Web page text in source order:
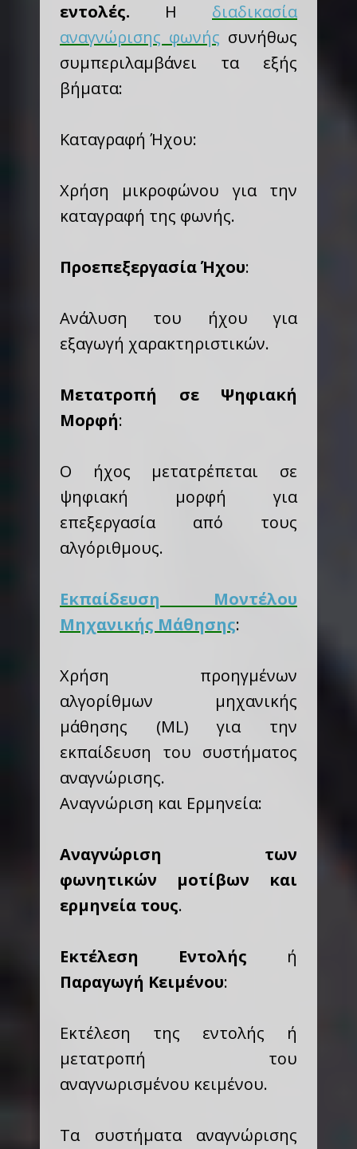
εντολές. Η διαδικασία
αναγνώρισης φωνής συνήθως
συμπεριλαμβάνει τα εξής
βήματα:
Καταγραφή Ήχου:
Χρήση μικροφώνου για την
καταγραφή της φωνής.
Προεπεξεργασία Ήχου:
Ανάλυση του ήχου για
εξαγωγή χαρακτηριστικών.
Μετατροπή σε Ψηφιακή
Μορφή:
Ο ήχος μετατρέπεται σε
ψηφιακή μορφή για
επεξεργασία από τους
αλγόριθμους.
Εκπαίδευση Μοντέλου
Μηχανικής Μάθησης:
Χρήση προηγμένων
αλγορίθμων μηχανικής
μάθησης (ML) για την
εκπαίδευση του συστήματος
αναγνώρισης.
Αναγνώριση και Ερμηνεία:
Αναγνώριση των
φωνητικών μοτίβων και
ερμηνεία τους.
Εκτέλεση Εντολής ή
Παραγωγή Κειμένου:
Εκτέλεση της εντολής ή
μετατροπή του
αναγνωρισμένου κειμένου.
Τα συστήματα αναγνώρισης